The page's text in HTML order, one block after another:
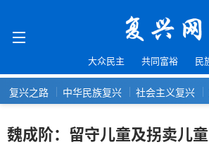
大众民主 共同富裕 民
复兴之路 中华民族复兴 社会主义复兴
魏成阶：留守儿童及拐卖儿